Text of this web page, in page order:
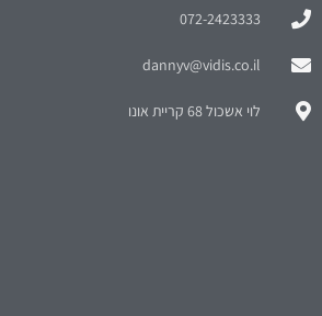
072-2423333
dannyv@vidis.co.il
לוי אשכול 68 קריית אונו